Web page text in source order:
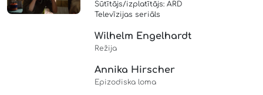
Sūtītājs/izplatītājs: ARD
Televīzijas seriāls
Wilhelm Engelhardt
Režija
Annika Hirscher
Epizodiska loma